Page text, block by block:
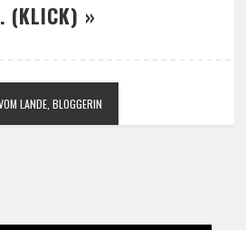
(KLICK) »
LANDE, BLOGGERIN